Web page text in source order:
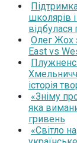
школярів
відбулася
Олег Жох
East vs
історія
«Зніму
яка
гривень
«Світло